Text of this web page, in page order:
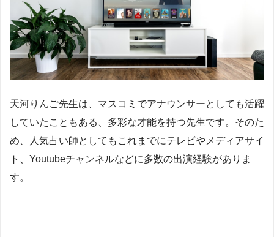
天河りんご先生は、マスコミでアナウンサーとしても活躍
していたこともある、多彩な才能を持つ先生です。そのた
め、人気占い師としてもこれまでにテレビやメディアサイ
ト、Youtubeチャンネルなどに多数の出演経験がありま
す。